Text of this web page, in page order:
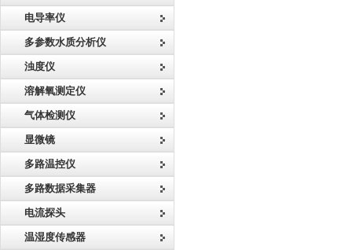
电导率仪
多参数水质分析仪
浊度仪
溶解氧测定仪
气体检测仪
显微镜
多路温控仪
多路数据采集器
电流探头
温湿度传感器